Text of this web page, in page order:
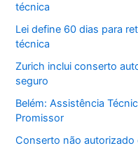
técnica
Lei define 60 dias para
técnica
Zurich inclui conserto
seguro
Belém: Assistência
Promissor
Conserto não